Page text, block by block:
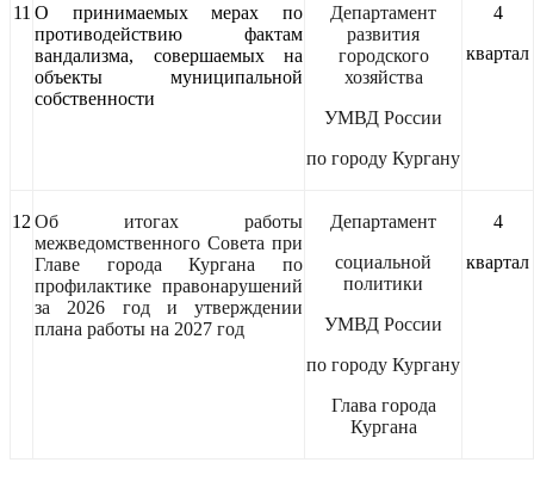
11 О принимаемых мерах по
противодействию фактам
вандализма, совершаемых на
объекты муниципальной
собственности
Департамент
развития
городского
хозяйства
УМВД России
по городу Кургану
4
квартал
12 Об итогах работы
межведомственного Совета при
Главе города Кургана по
профилактике правонарушений
за 2026 год и утверждении
плана работы на 2027 год
Департамент
социальной
политики
УМВД России
по городу Кургану
Глава города
Кургана
4
квартал